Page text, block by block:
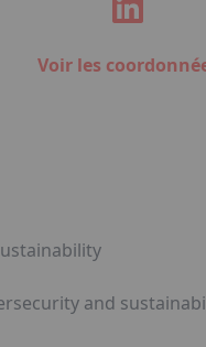
Voir les
and